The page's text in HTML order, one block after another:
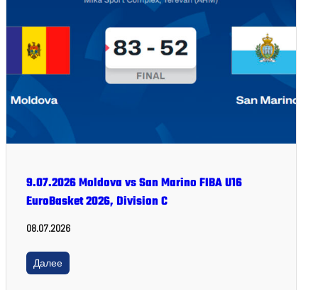
9.07.2026 Moldova vs San Marino FIBA U16
EuroBasket 2026, Division C
08.07.2026
Далее